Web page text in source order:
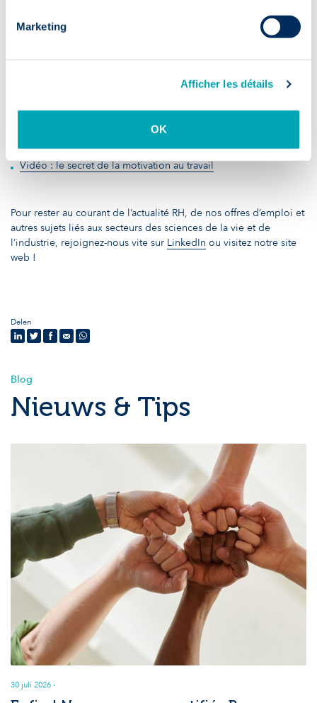
Marketing
Afficher les détails
OK
L’intégration dans un premier job ne se réalise pas du jour au
lendemain, c’est un processus qui peut prendre plusieurs mois. Il
est normal d’avoir des hauts et des bas, soyez patients et faites-
vous confiance !
Articles PaHRtners liés :
8 conseils pour trouver un emploi en sortant des études
12 questions à poser lors de votre entretien d’embauche
Vidéo : le secret de la motivation au travail
Pour rester au courant de l’actualité RH, de nos offres d’emploi et
autres sujets liés aux secteurs des sciences de la vie et de
l’industrie, rejoignez-nous vite sur LinkedIn ou visitez notre site
web !
Delen
Blog
Nieuws & Tips
30 juli 2026 ·